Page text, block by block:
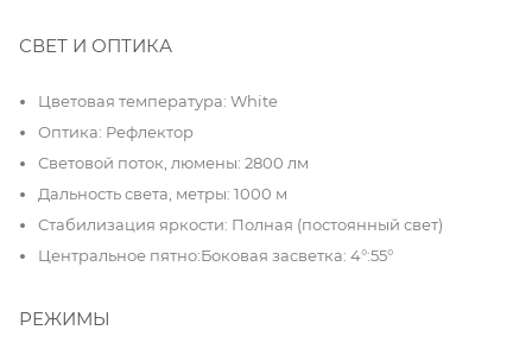
СВЕТ И ОПТИКА
Цветовая температура: White
Оптика: Рефлектор
Световой поток, люмены: 2800 лм
Дальность света, метры: 1000 м
Стабилизация яркости: Полная (постоянный свет)
Центральное пятно:Боковая засветка: 4°:55°
РЕЖИМЫ